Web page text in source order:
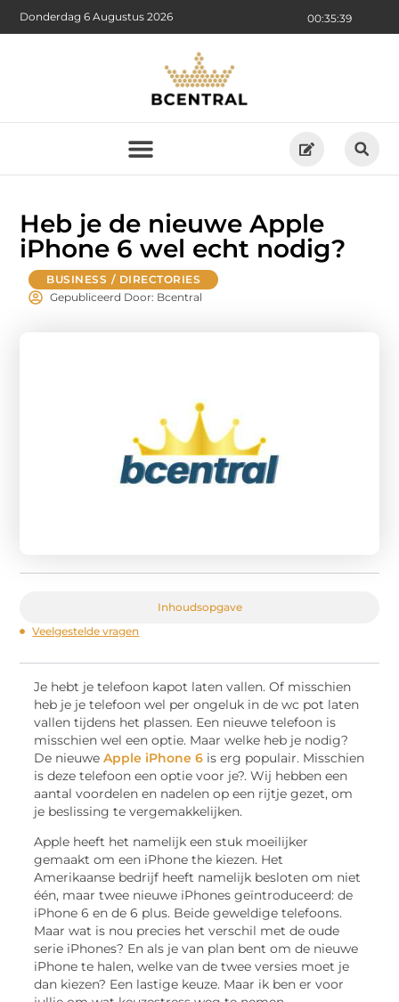
00:35:40
Donderdag 6 Augustus 2026
Heb je de nieuwe Apple
iPhone 6 wel echt nodig?
BUSINESS / DIRECTORIES
Gepubliceerd Door: Bcentral
Inhoudsopgave
Veelgestelde vragen
Je hebt je telefoon kapot laten vallen. Of misschien
heb je je telefoon wel per ongeluk in de wc pot laten
vallen tijdens het plassen. Een nieuwe telefoon is
misschien wel een optie. Maar welke heb je nodig?
De nieuweApple iPhone 6 is erg populair. Misschien
is deze telefoon een optie voor je?. Wij hebben een
aantal voordelen en nadelen op een rijtje gezet, om
je beslissing te vergemakkelijken.
Apple heeft het namelijk een stuk moeilijker
gemaakt om een iPhone the kiezen. Het
Amerikaanse bedrijf heeft namelijk besloten om niet
één, maar twee nieuwe iPhones geïntroduceerd: de
iPhone 6 en de 6 plus. Beide geweldige telefoons.
Maar wat is nou precies het verschil met de oude
serie iPhones? En als je van plan bent om de nieuwe
iPhone te halen, welke van de twee versies moet je
dan kiezen? Een lastige keuze. Maar ik ben er voor